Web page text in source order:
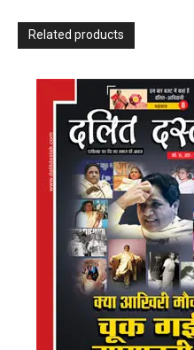
Related products